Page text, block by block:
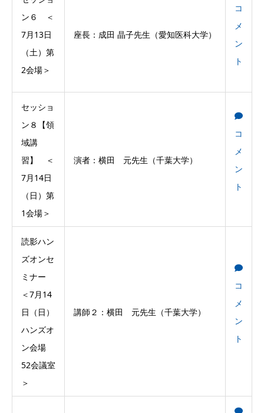
ン６ ＜
7月13日
（土）第
2会場＞
座長：成田 晶子先生（愛知医科大学）
コ
メ
ン
ト
セッショ
ン８【領
域講
習】 ＜
7月14日
（日）第
1会場＞
演者：横田 元先生（千葉大学）
コ
メ
ン
ト
読影ハン
ズオンセ
ミナー
＜7月14
日（日）
ハンズオ
ン会場
52会議室
＞
講師２：横田 元先生（千葉大学）
コ
メ
ン
ト